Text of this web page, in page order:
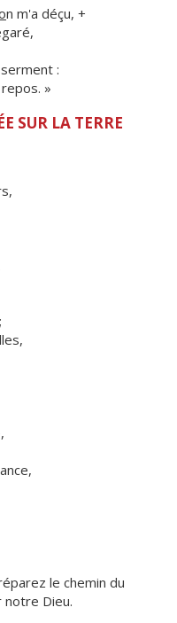
n m'a déçu, +
:
»
SUR LA TERRE
le chemin du
notre Dieu.